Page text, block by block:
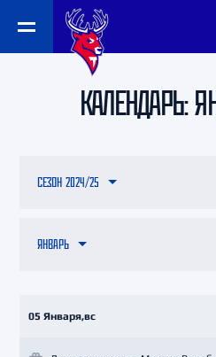
КАЛЕНДАРЬ:
ЯНВАРЬ
СЕЗОН 2024/25
05 Января,вс